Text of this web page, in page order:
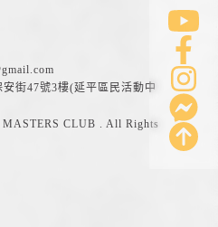
街47號3樓(延平區民活動中
CLUB . All Rights